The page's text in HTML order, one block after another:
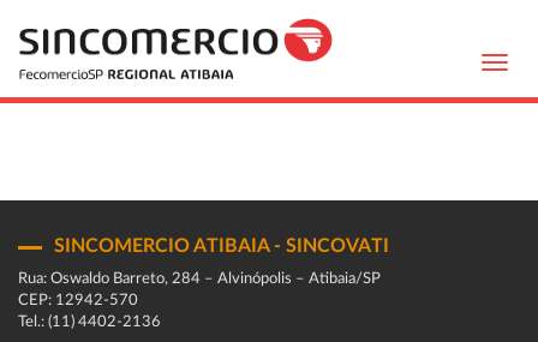
SINCOMERCIO ATIBAIA - SINCOVATI
Rua: Oswaldo Barreto, 284 – Alvinópolis – Atibaia/SP
CEP: 12942-570
Tel.: (11) 4402-2136